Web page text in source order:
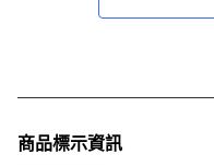
商品標示資訊